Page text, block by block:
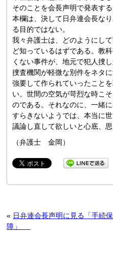
そのことを会長声明で発表す
本欄は、決して日弁連会長な
る目的ではない。
我々弁護士は、どのようにし
ど知っているはずである。教
くない事件が、地元で犯人捜
捜査機関が軽微な別件をネタ
強要して作られていったこと
い。世間の空気が苛烈な時こ
のである。それなのに、一緒
すらきないようでは、本当に
議論し直して欲しいと心底、思
（弁護士 金岡）
« 日弁連会長声明に見る「手続保
障」